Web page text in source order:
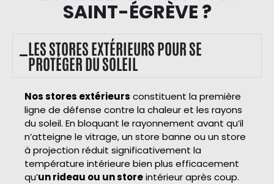
SAINT-ÉGRÈVE ?
LES STORES EXTÉRIEURS POUR SE
PROTÉGER DU SOLEIL
Nos stores extérieurs constituent la première
ligne de défense contre la chaleur et les rayons
du soleil. En bloquant le rayonnement avant qu’il
n’atteigne le vitrage, un store banne ou un store
à projection réduit significativement la
température intérieure bien plus efficacement
qu’un rideau ou un storeintérieur après coup.